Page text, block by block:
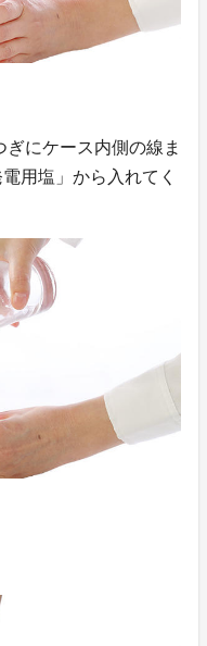
にケース内側の線ま
用塩」から入れてく